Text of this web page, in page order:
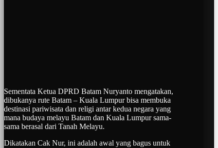
Sementata Ketua DPRD Batam Nuryanto mengatakan,
dibukanya rute Batam – Kuala Lumpur bisa membuka
destinasi pariwisata dan religi antar kedua negara yang
mana budaya melayu Batam dan Kuala Lumpur sama-
sama berasal dari Tanah Melayu.
Dikatakan Cak Nur, ini adalah awal yang bagus untuk